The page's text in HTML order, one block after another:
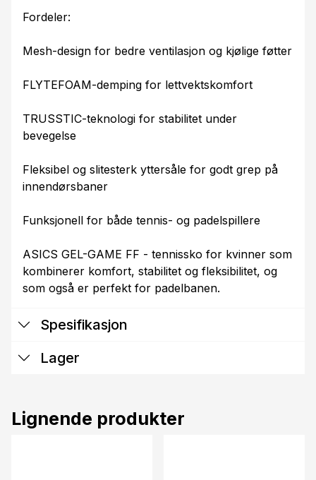
Fordeler:
Mesh-design for bedre ventilasjon og kjølige føtter
FLYTEFOAM-demping for lettvektskomfort
TRUSSTIC-teknologi for stabilitet under
bevegelse
Fleksibel og slitesterk yttersåle for godt grep på
innendørsbaner
Funksjonell for både tennis- og padelspillere
ASICS GEL-GAME FF - tennissko for kvinner som
kombinerer komfort, stabilitet og fleksibilitet, og
som også er perfekt for padelbanen.
Spesifikasjon
Lager
Lignende produkter